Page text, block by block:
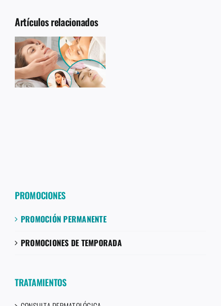
Artículos relacionados
PROMOCIONES
PROMOCIÓN PERMANENTE
PROMOCIONES DE TEMPORADA
TRATAMIENTOS